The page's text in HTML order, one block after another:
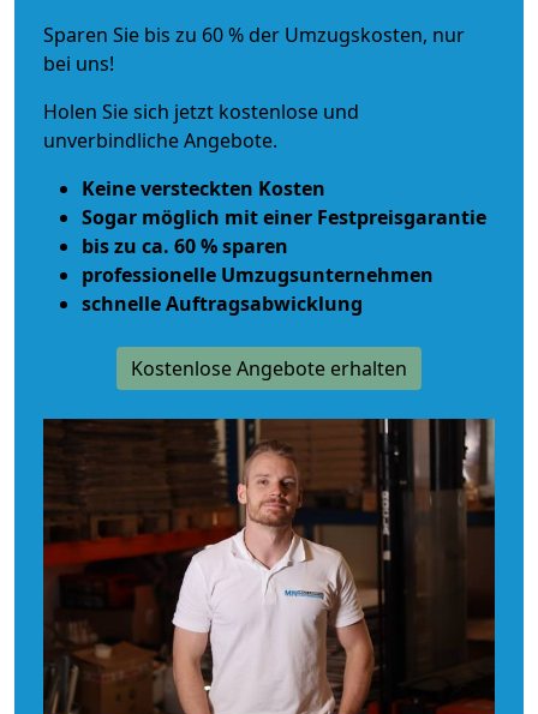
Sparen Sie bis zu 60 % der Umzugskosten, nur
bei uns!
Holen Sie sich jetzt kostenlose und
unverbindliche Angebote.
Keine versteckten Kosten
Sogar möglich mit einer Festpreisgarantie
bis zu ca. 60 % sparen
professionelle Umzugsunternehmen
schnelle Auftragsabwicklung
Kostenlose Angebote erhalten